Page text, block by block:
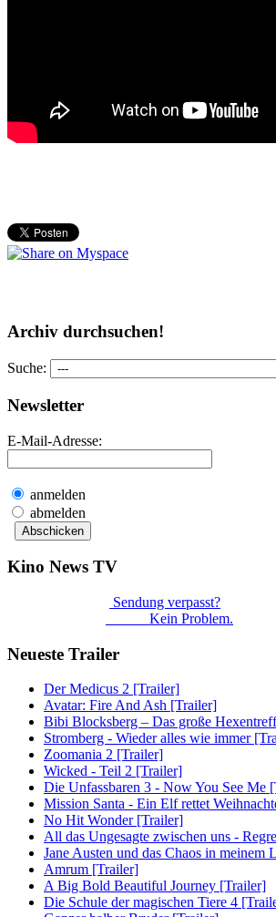
Archiv durchsuchen!
Suche:
Newsletter
E-Mail-Adresse:
anmelden
abmelden
Kino News TV
Sendung verpasst?
Kein Problem.
Neueste Trailer
Der Medicus 2 [Trailer]
Avatar: Fire And Ash [Trailer]
Bibi Blocksberg – Das große
Stromberg - Wieder alles wie immer
Zoomania 2 [Trailer]
Wicked - Teil 2 [Trailer]
Die Unfassbaren 3 - Now You See Me
Mission Santa - Ein Elf rettet
No Hit Wonder [Trailer]
All das Ungesagte zwischen uns -
Jane Austen und das Chaos in meinem
Amrum [Trailer]
A Big Bold Beautiful Journey [Trailer]
Die Schule der magischen Tiere 4